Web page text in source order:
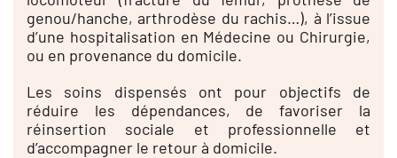
genou/hanche, arthrodèse du rachis…), à l’issue
d’une hospitalisation en Médecine ou Chirurgie,
ou en provenance du domicile.
Les soins dispensés ont pour objectifs de
réduire les dépendances, de favoriser la
réinsertion sociale et professionnelle et
d’accompagner le retour à domicile.